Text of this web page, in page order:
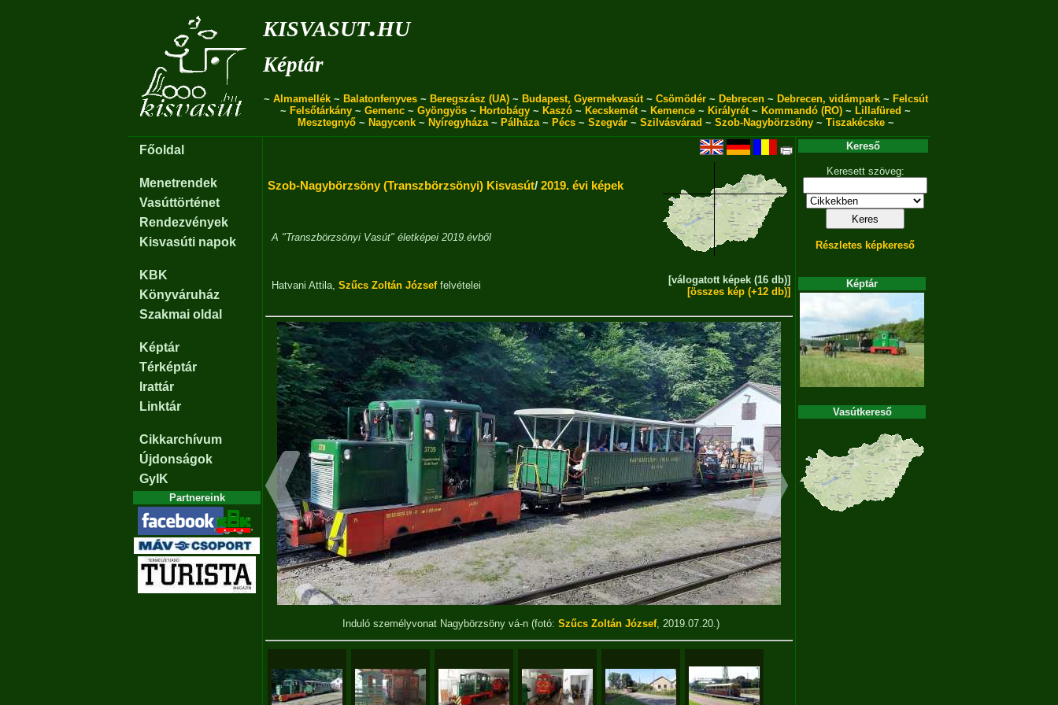
kisvasut.hu
Képtár
~ Almamellék~ Balatonfenyves~ Beregszász (UA)~ Budapest, Gyermekvasút~ Csömödér~ Debrecen~ Debrecen, vidámpark~ Felcsút
~ Felsőtárkány ~ Gemenc ~ Gyöngyös ~ Hortobágy ~ Kaszó ~ Kecskemét~ Kemence ~ Királyrét~ Kommandó (RO) ~ Lillafüred ~
Mesztegnyő~ Nagycenk~ Nyíregyháza~ Pálháza~ Pécs~ Szegvár~ Szilvásvárad ~ Szob-Nagybörzsöny~ Tiszakécske~
Főoldal
Menetrendek
Vasúttörténet
Rendezvények
Kisvasúti napok
KBK
Könyváruház
Szakmai oldal
Képtár
Térképtár
Irattár
Linktár
Cikkarchívum
Újdonságok
GyIK
Partnereink
Szob-Nagybörzsöny (Transzbörzsönyi) Kisvasút/ 2019. évi képek
A "Transzbörzsönyi Vasút" életképei 2019.évből
Hatvani Attila, Szűcs Zoltán Józseffelvételei
[válogatott képek (16 db)]
[összes kép (+12 db)]
Induló személyvonat Nagybörzsöny vá-n (fotó: Szűcs Zoltán József, 2019.07.20.)
Kereső
Keresett szöveg:
Részletes képkereső
Képtár
Vasútkereső